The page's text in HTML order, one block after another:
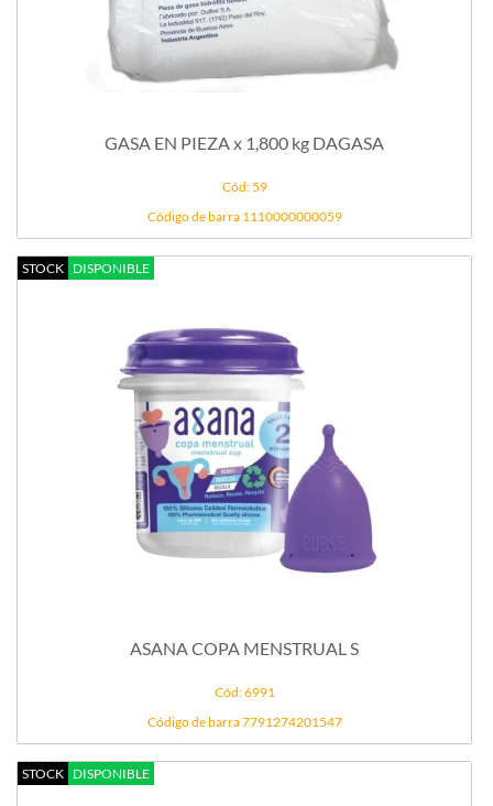
GASA EN PIEZA x 1,800 kg DAGASA
Cód: 59
Código de barra 1110000000059
STOCK DISPONIBLE
ASANA COPA MENSTRUAL S
Cód: 6991
Código de barra 7791274201547
STOCK DISPONIBLE